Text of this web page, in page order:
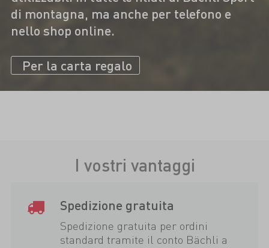
di montagna, ma anche per telefono e
nello shop online.
Per la carta regalo
I vostri vantaggi
Spedizione gratuita
Spedizione gratuita per ordini
standard tramite il conto Bächli a